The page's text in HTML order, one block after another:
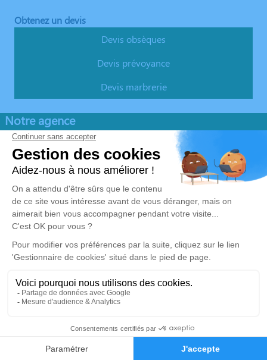
Obtenez un devis
Devis obsèques
Devis prévoyance
Devis marbrerie
Notre agence
Pompes Funèbres Saint Nicolas
04 22 67 06 94
pfsaintnicolas@orange.fr
Chemin du Repos - 69590 - Saint-Symphorien-sur-Coise
4.9/5 - 104 avis
Nos Services
Organiser des Obsèques
Monuments funéraires
Services aux familles
Liens utiles
Avis de décès
Demande de rendez-vous en
agence
Politique de traitement des données personnelles
Politique d’utilisation des cookies
Zone d'intervention
Réalisation et référencement par